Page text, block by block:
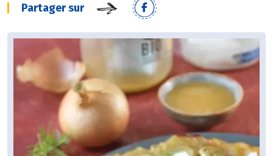
Partager sur